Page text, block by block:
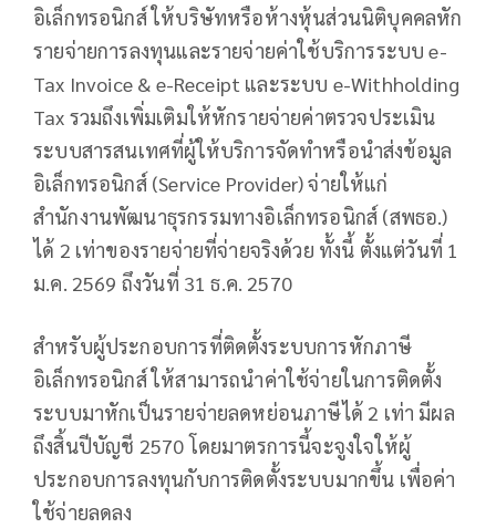
อิเล็กทรอนิกส์ ให้บริษัทหรือห้างหุ้นส่วนนิติบุคคลหัก
รายจ่ายการลงทุนและรายจ่ายค่าใช้บริการระบบ e-
Tax Invoice & e-Receipt และระบบ e-Withholding
Tax รวมถึงเพิ่มเติมให้หักรายจ่ายค่าตรวจประเมิน
ระบบสารสนเทศที่ผู้ให้บริการจัดทำหรือนำส่งข้อมูล
อิเล็กทรอนิกส์ (Service Provider) จ่ายให้แก่
สำนักงานพัฒนาธุรกรรมทางอิเล็กทรอนิกส์ (สพธอ.)
ได้ 2 เท่าของรายจ่ายที่จ่ายจริงด้วย ทั้งนี้ ตั้งแต่วันที่ 1
ม.ค. 2569 ถึงวันที่ 31 ธ.ค. 2570
สำหรับผู้ประกอบการที่ติดตั้งระบบการหักภาษี
อิเล็กทรอนิกส์ ให้สามารถนำค่าใช้จ่ายในการติดตั้ง
ระบบมาหักเป็นรายจ่ายลดหย่อนภาษีได้ 2 เท่า มีผล
ถึงสิ้นปีบัญชี 2570 โดยมาตรการนี้จะจูงใจให้ผู้
ประกอบการลงทุนกับการติดตั้งระบบมากขึ้น เพื่อค่า
ใช้จ่ายลดลง